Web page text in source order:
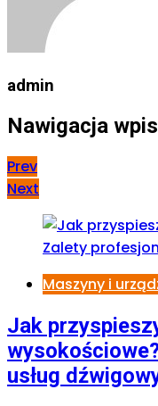
admin
Nawigacja
Prev
Next
Maszyny i
Jak
usług